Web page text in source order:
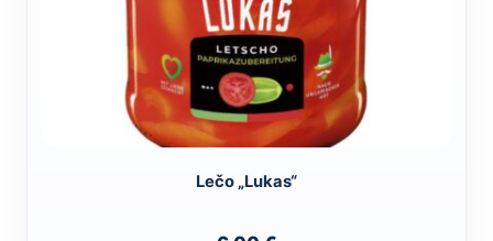
Lečo „Lukas“